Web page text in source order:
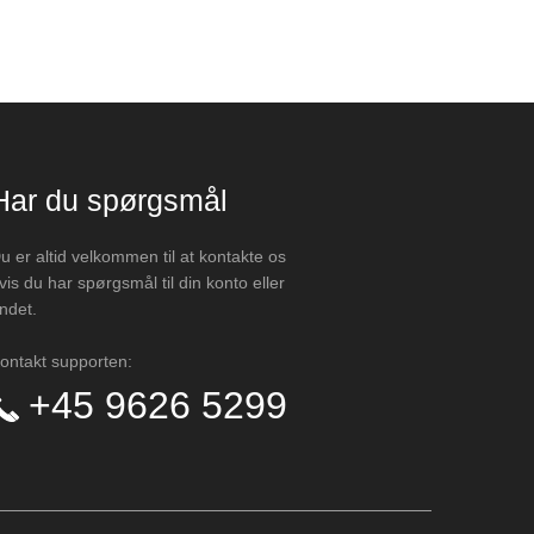
du spørgsmål
er altid velkommen til at kontakte os
du har spørgsmål til din konto eller
supporten:
+45 9626 5299